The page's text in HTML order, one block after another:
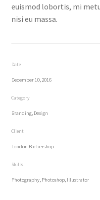
euismod lobortis, mi
nisi eu massa.
Date
December 10, 2016
Category
Branding, Design
Client
London Barbershop
Skills
Photography, Photoshop, Illustrator